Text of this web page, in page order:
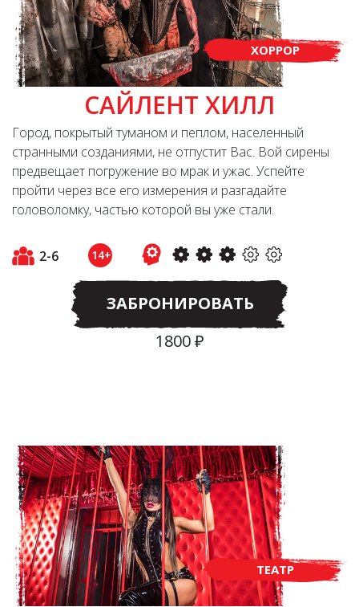
ХОРРОР
САЙЛЕНТ ХИЛЛ
Город, покрытый туманом и пеплом, населенный
странными созданиями, не отпустит Вас. Вой сирены
предвещает погружение во мрак и ужас. Успейте
пройти через все его измерения и разгадайте
головоломку, частью которой вы уже стали.
2-6 14+
ЗАБРОНИРОВАТЬ
1800 ₽
ТЕАТР